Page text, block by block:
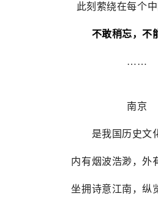
此刻萦绕在每个
不敢稍忘，不
……
南京
是我国历史文
内有烟波浩渺，外
坐拥诗意江南，纵